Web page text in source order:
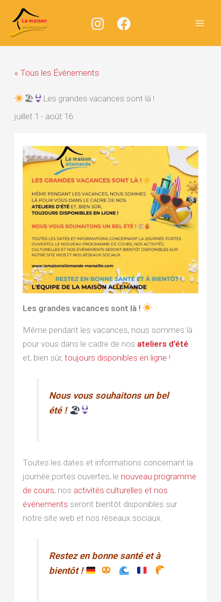
contenu
« Tous les Évènements
🏖
Les grandes vacances sont là !
juillet 1 - août 16
Les grandes vacances sont là !
Même pendant les vacances, nous sommes là
pour vous dans le cadre de nos ateliers d’été
et, bien sûr,toujours disponibles en ligne !
Nous vous souhaitons un bel
été ! 🏖
Toutes les dates et informations concernant la
journée portes ouvertes, le nouveau programme
de cours, nos activités culturelles et nos
événements seront bientôt disponibles sur
notre site web et nos réseaux sociaux.
Restez en bonne santé et à
bientôt !